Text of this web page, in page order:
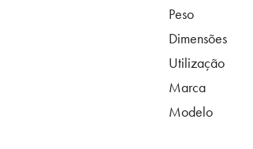
Peso
Dimensões
Utilização
Marca
Modelo